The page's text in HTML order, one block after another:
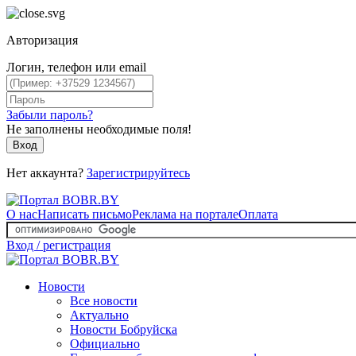
Авторизация
Логин, телефон или email
Забыли пароль?
Не заполнены необходимые поля!
Вход
Нет аккаунта? Зарегистрируйтесь
О насНаписать письмоРеклама на порталеОплата
Вход / регистрация
Новости
Все новости
Актуально
Новости Бобруйска
Официально